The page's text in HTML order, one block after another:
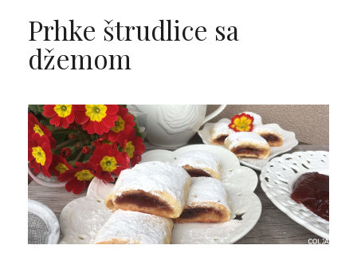
Prhke štrudlice sa
džemom